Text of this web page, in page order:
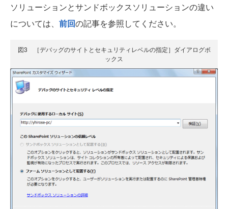
ソリューションとサンドボックスソリューションの違い
については、 前回の記事を参照してください。
図3 ［デバッグのサイトとセキュリティレベルの指定］ダイアログボ
ックス